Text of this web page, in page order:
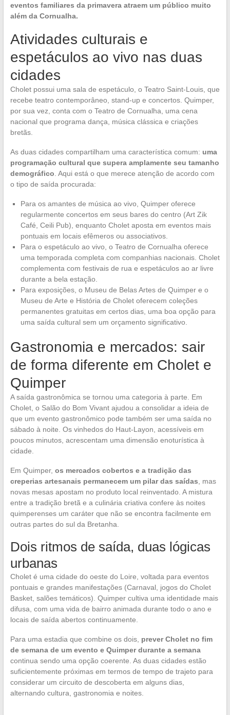
eventos familiares da primavera atraem um público muito
além da Cornualha.
Atividades culturais e
espetáculos ao vivo nas duas
cidades
Cholet possui uma sala de espetáculo, o Teatro Saint-Louis, que
recebe teatro contemporâneo, stand-up e concertos. Quimper,
por sua vez, conta com o Teatro de Cornualha, uma cena
nacional que programa dança, música clássica e criações
bretãs.
As duas cidades compartilham uma característica comum: uma
programação cultural que supera amplamente seu tamanho
demográfico. Aqui está o que merece atenção de acordo com
o tipo de saída procurada:
Para os amantes de música ao vivo, Quimper oferece
regularmente concertos em seus bares do centro (Art Zik
Café, Ceili Pub), enquanto Cholet aposta em eventos mais
pontuais em locais efêmeros ou associativos.
Para o espetáculo ao vivo, o Teatro de Cornualha oferece
uma temporada completa com companhias nacionais. Cholet
complementa com festivais de rua e espetáculos ao ar livre
durante a bela estação.
Para exposições, o Museu de Belas Artes de Quimper e o
Museu de Arte e História de Cholet oferecem coleções
permanentes gratuitas em certos dias, uma boa opção para
uma saída cultural sem um orçamento significativo.
Gastronomia e mercados: sair
de forma diferente em Cholet e
Quimper
A saída gastronômica se tornou uma categoria à parte. Em
Cholet, o Salão do Bom Vivant ajudou a consolidar a ideia de
que um evento gastronômico pode também ser uma saída no
sábado à noite. Os vinhedos do Haut-Layon, acessíveis em
poucos minutos, acrescentam uma dimensão enoturística à
cidade.
Em Quimper, os mercados cobertos e a tradição das
creperias artesanais permanecem um pilar das saídas, mas
novas mesas apostam no produto local reinventado. A mistura
entre a tradição bretã e a culinária criativa confere às noites
quimperenses um caráter que não se encontra facilmente em
outras partes do sul da Bretanha.
Dois ritmos de saída, duas lógicas
urbanas
Cholet é uma cidade do oeste do Loire, voltada para eventos
pontuais e grandes manifestações (Carnaval, jogos do Cholet
Basket, salões temáticos). Quimper cultiva uma identidade mais
difusa, com uma vida de bairro animada durante todo o ano e
locais de saída abertos continuamente.
Para uma estadia que combine os dois, prever Cholet no fim
de semana de um evento e Quimper durante a semana
continua sendo uma opção coerente. As duas cidades estão
suficientemente próximas em termos de tempo de trajeto para
considerar um circuito de descoberta em alguns dias,
alternando cultura, gastronomia e noites.